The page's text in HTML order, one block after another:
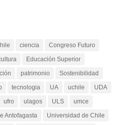
ciencia
Congreso Futuro
Educación Superior
patrimonio
Sostenibilidad
tecnologia UA uchile
UDA
ufro ulagos ULS
umce
Antofagasta
Universidad de Chile